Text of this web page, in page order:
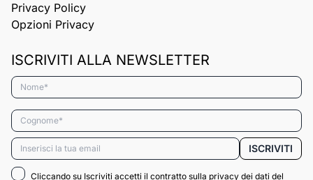
Privacy Policy
Opzioni Privacy
ISCRIVITI ALLA NEWSLETTER
Nome*
Cognome*
Email* ISCRIVITI
Cliccando su Iscriviti accetti il contratto sulla privacy dei dati del